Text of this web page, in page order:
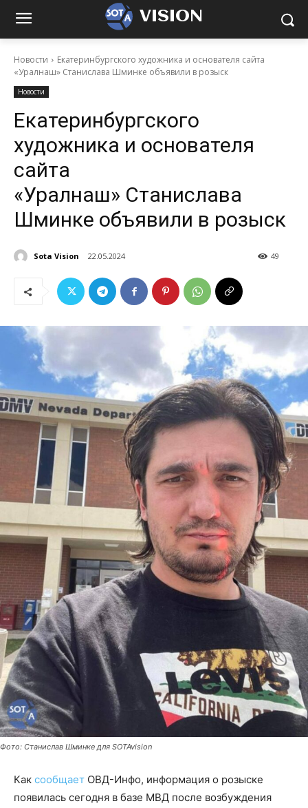
VISION
Новости
Екатеринбургского художника и основателя сайта
«Уралнаш» Станислава Шминке объявили в розыск
Новости
Екатеринбургского
художника и основателя
сайта
«Уралнаш» Станислава
Шминке объявили в розыск
Sota Vision 22.05.2024 49
Фото: Станислав Шминке для SOTAvision
Как сообщает ОВД-Инфо, информация о розыске
появилась сегодня в базе МВД после возбуждения